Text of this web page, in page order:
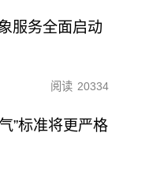
服务全面启动
阅读 20334
”标准将更严格